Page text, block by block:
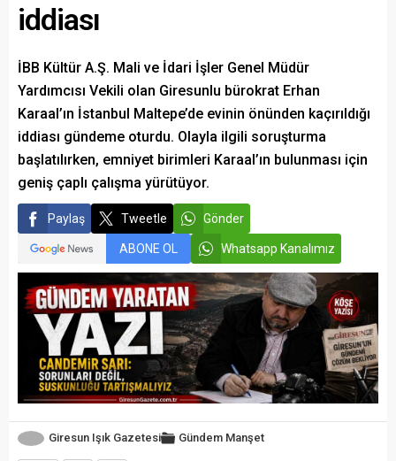
iddiası
İBB Kültür A.Ş. Mali ve İdari İşler Genel Müdür
Yardımcısı Vekili olan Giresunlu bürokrat Erhan
Karaal’ın İstanbul Maltepe’de evinin önünden kaçırıldığı
iddiası gündeme oturdu. Olayla ilgili soruşturma
başlatılırken, emniyet birimleri Karaal’ın bulunması için
geniş çaplı çalışma yürütüyor.
Paylaş Tweetle Gönder
ABONE OL Whatsapp Kanalımız
Giresun Işık Gazetesi Gündem Manşet